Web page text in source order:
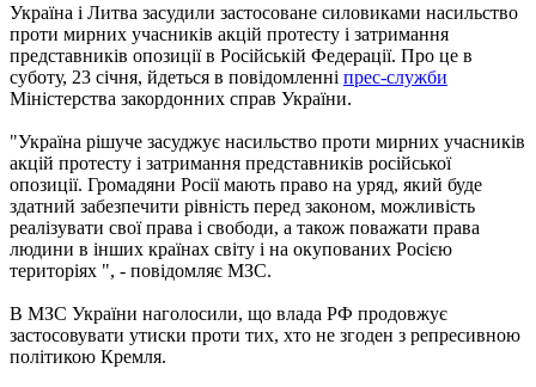
Україна і Литва засудили застосоване силовиками насильство
проти мирних учасників акцій протесту і затримання
представників опозиції в Російській Федерації. Про це в
суботу, 23 січня, йдеться в повідомленні прес-служби
Міністерства закордонних справ України.
"Україна рішуче засуджує насильство проти мирних учасників
акцій протесту і затримання представників російської
опозиції. Громадяни Росії мають право на уряд, який буде
здатний забезпечити рівність перед законом, можливість
реалізувати свої права і свободи, а також поважати права
людини в інших країнах світу і на окупованих Росією
територіях ", - повідомляє МЗС.
В МЗС України наголосили, що влада РФ продовжує
застосовувати утиски проти тих, хто не згоден з репресивною
політикою Кремля.